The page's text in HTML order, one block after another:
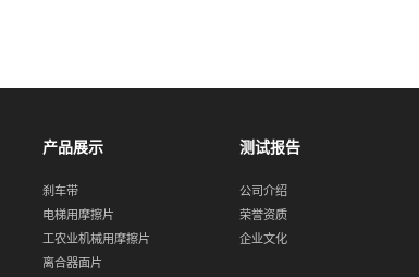
产品展示
刹车带
电梯用摩擦片
工农业机械用摩擦片
离合器面片
测试报告
公司介绍
荣誉资质
企业文化